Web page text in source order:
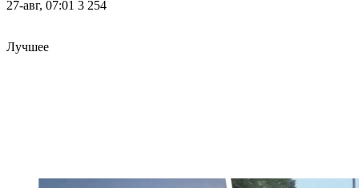
27-авг, 07:01 3 254
Лучшее